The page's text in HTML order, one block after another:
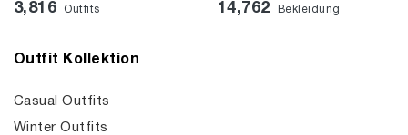
3,816 Outfits 14,762 Bekleidung
Outfit Kollektion
Casual Outfits
Winter Outfits